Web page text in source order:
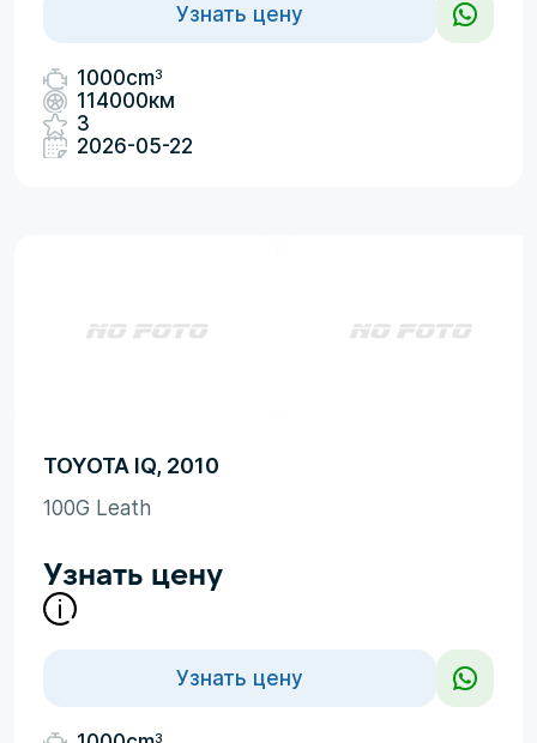
Узнать цену
1000cm3
114000км
3
2026-05-22
TOYOTA IQ, 2010
100G Leath
Узнать цену
Узнать цену
3